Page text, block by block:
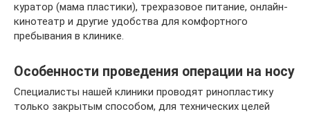
куратор (мама пластики), трехразовое питание, онлайн-
кинотеатр и другие удобства для комфортного
пребывания в клинике.
Особенности проведения операции на носу
Специалисты нашей клиники проводят ринопластику
только закрытым способом, для технических целей